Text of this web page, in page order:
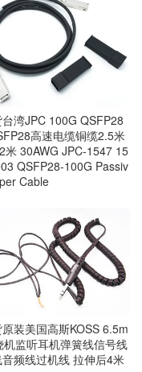
湾JPC 100G QSFP28
高速电缆铜缆2.5米
米 30AWG JPC-1547 15
QSFP28-100G Passiv
Cable
装美国高斯KOSS 6.5m
机监听耳机弹簧线信号线
频线过机线 拉伸后4米